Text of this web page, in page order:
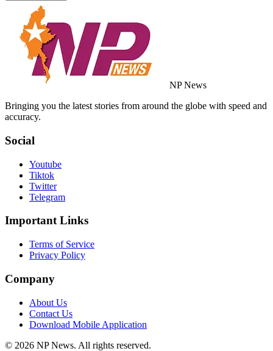
NP News
Bringing you the latest stories from around the globe with speed and
accuracy.
Social
Youtube
Tiktok
Twitter
Telegram
Important Links
Terms of Service
Privacy Policy
Company
About Us
Contact Us
Download Mobile Application
© 2026 NP News. All rights reserved.